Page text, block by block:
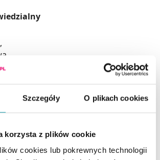
Szczegóły O plikach cookies
korzysta z plików cookie
cookies lub pokrewnych technologii
zróżnicowanej diety.
zalecanej porcji do spożycia w